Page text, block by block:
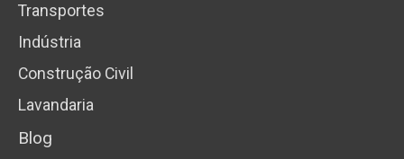
Transportes
Indústria
Construção Civil
Lavandaria
Blog